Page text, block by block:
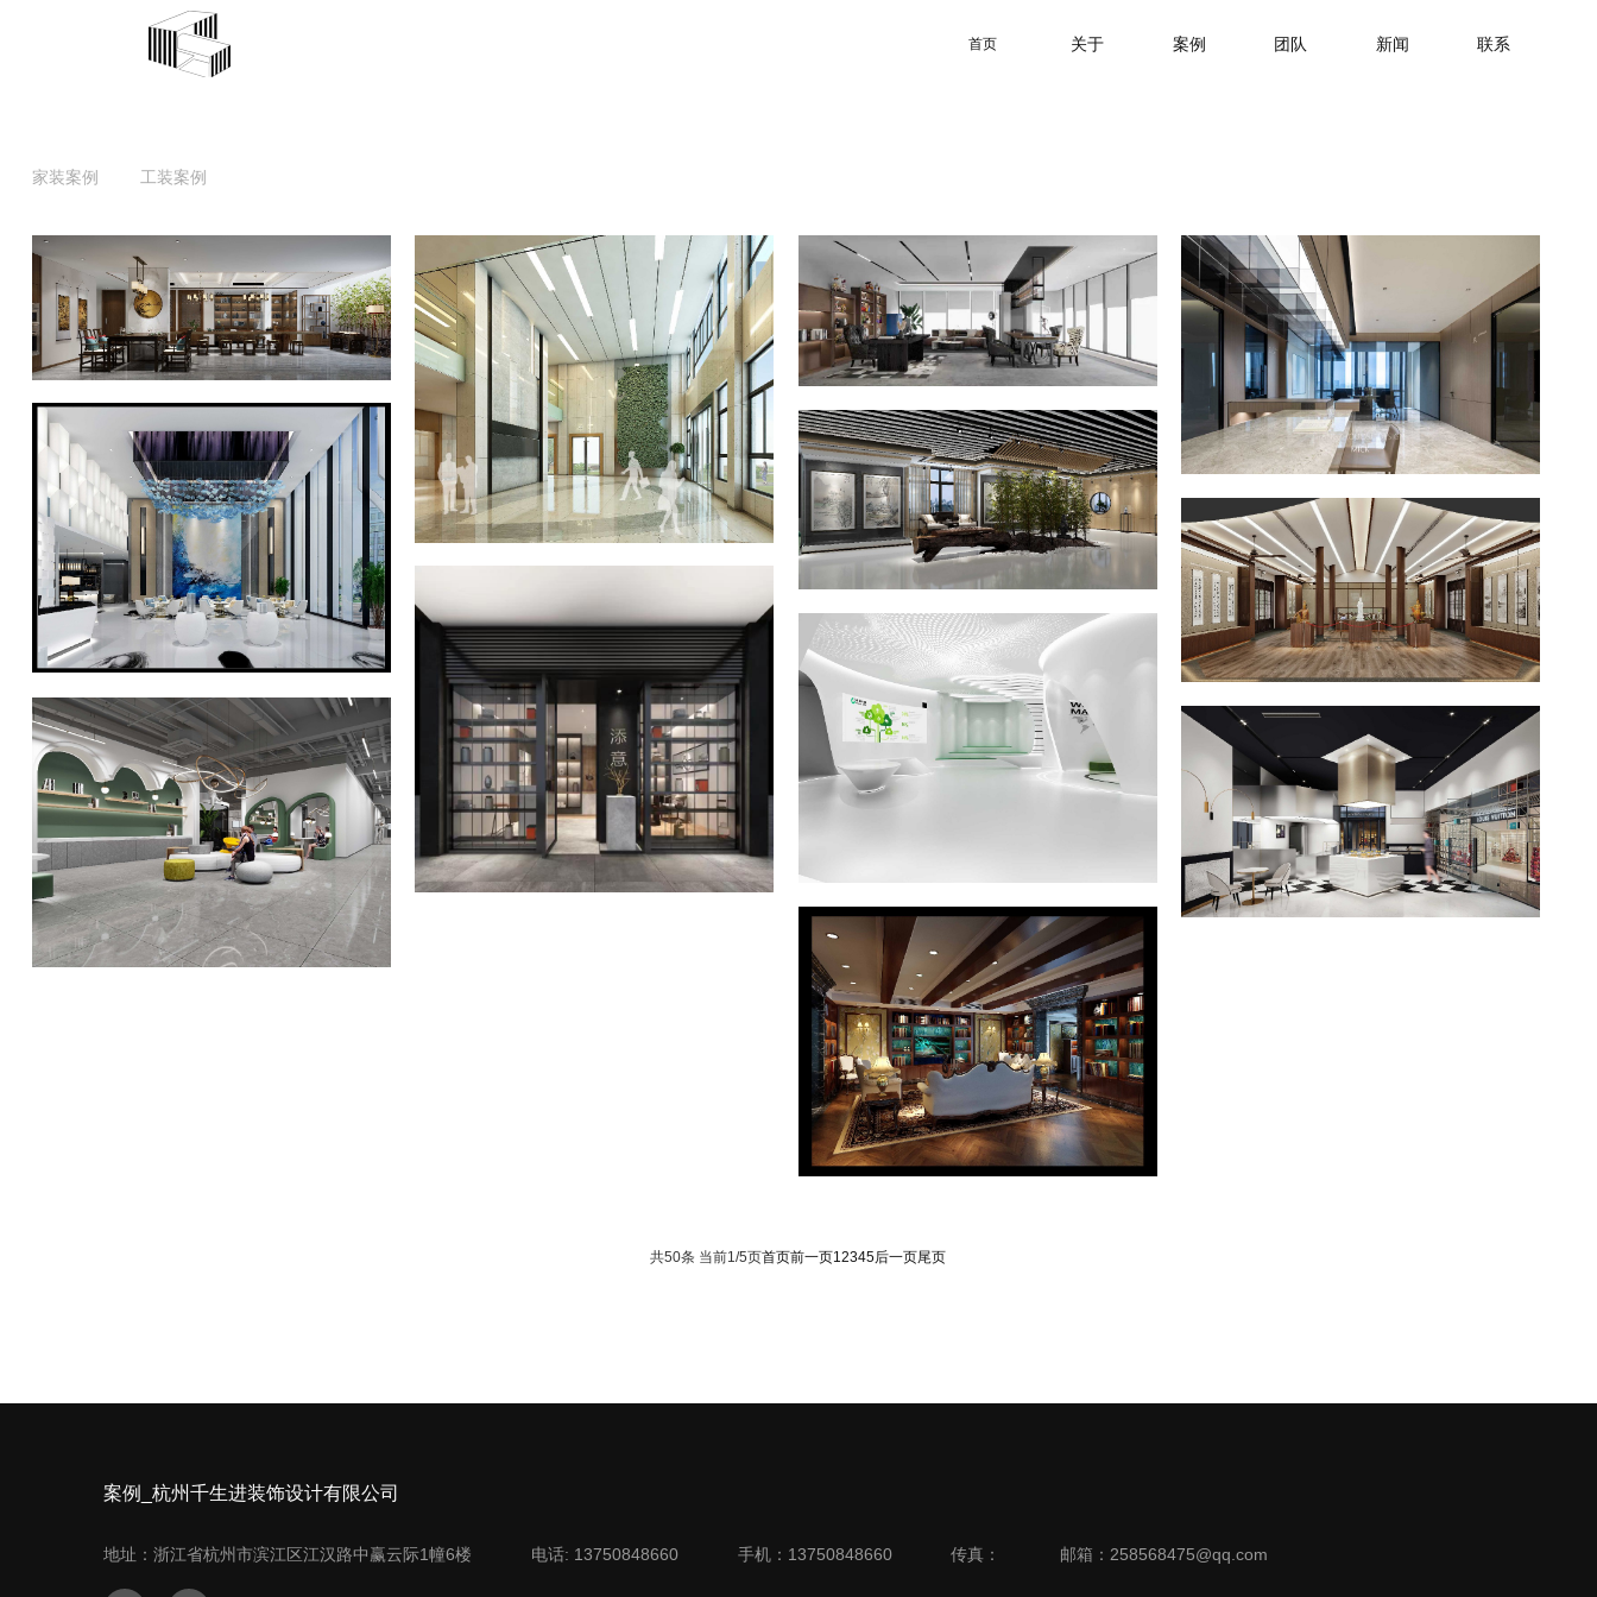
首页 关于 案例 团队 新闻 联系
家装案例 工装案例
柳浪东苑中式
家装案例
工装案例
紫橙国际
工装案例
远洋办公
工装案例
意大法售楼中心
工装案例
叶子展厅
工装案例
叶子展览馆
工装案例
工装案例
工装案例
共50条 当前1/5页首页前一页12345后一页尾页
案例_杭州千生进装饰设计有限公司
地址：浙江省杭州市滨江区江汉路中赢云际1幢6楼 电话: 13750848660 手机：13750848660 传真： 邮箱：258568475@qq.com